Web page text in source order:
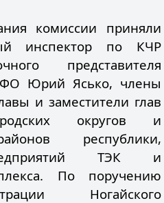
комиссии приняли
инспектор по КЧР
представителя
Юрий Ясько, члены
и заместители глав
округов и
республики,
ТЭК и
По поручению
Ногайского